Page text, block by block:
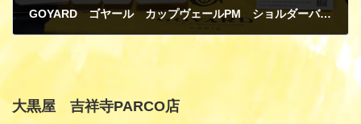
GOYARD ゴヤール カップヴェールPM ショルダーバッグ イエロー コーティングキャンバス/レザー 買取
大黒屋 吉祥寺PARCO店